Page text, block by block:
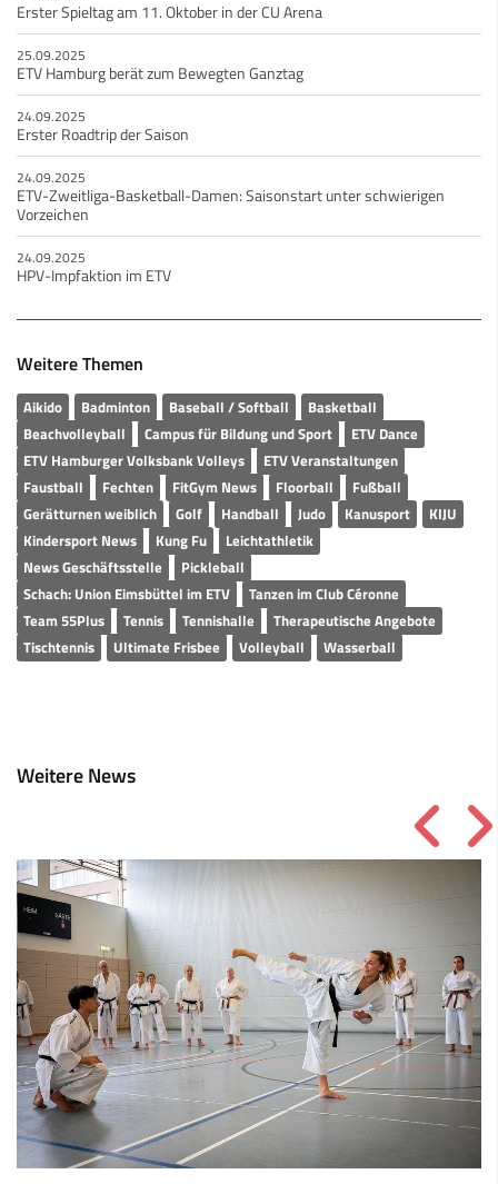
Erster Spieltag am 11. Oktober in der CU Arena
25.09.2025
ETV Hamburg berät zum Bewegten Ganztag
24.09.2025
Erster Roadtrip der Saison
24.09.2025
ETV-Zweitliga-Basketball-Damen: Saisonstart unter schwierigen
Vorzeichen
24.09.2025
HPV-Impfaktion im ETV
Weitere Themen
Aikido Badminton Baseball / Softball
Basketball
Beachvolleyball
Campus für Bildung und Sport
ETV Dance
ETV Hamburger Volksbank Volleys
ETV Veranstaltungen
Faustball
Fechten FitGym News Floorball
Fußball
Gerätturnen weiblich
Golf Handball Judo Kanusport
KIJU
Kindersport News
Kung Fu
Leichtathletik
News Geschäftsstelle
Pickleball
Schach: Union Eimsbüttel im ETV
Tanzen im Club Céronne
Team 55Plus
Tennis Tennishalle
Therapeutische Angebote
Tischtennis
Ultimate Frisbee Volleyball Wasserball
Weitere News